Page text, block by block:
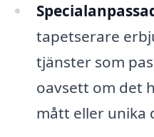
tapetserare
tjänster som
oavsett om det
mått eller unika